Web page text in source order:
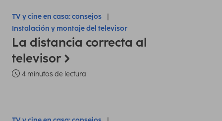
TV y cine en casa: consejos
Instalación y montaje del televisor
La distancia correcta al
televisor
4 minutos de lectura